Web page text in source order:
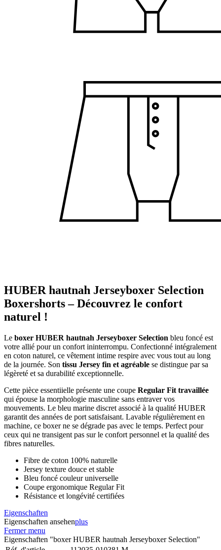
HUBER hautnah Jerseyboxer Selection
Boxershorts – Découvrez le confort
naturel !
Le boxer HUBER hautnah Jerseyboxer Selection bleu foncé est
votre allié pour un confort ininterrompu. Confectionné intégralement
en coton naturel, ce vêtement intime respire avec vous tout au long
de la journée. Son tissu Jersey fin et agréable se distingue par sa
légèreté et sa durabilité exceptionnelle.
Cette pièce essentiielle présente une coupe Regular Fit travaillée
qui épouse la morphologie masculine sans entraver vos
mouvements. Le bleu marine discret associé à la qualité HUBER
garantit des années de port satisfaisant. Lavable régulièrement en
machine, ce boxer ne se dégrade pas avec le temps. Perfect pour
ceux qui ne transigent pas sur le confort personnel et la qualité des
fibres naturelles.
Fibre de coton 100% naturelle
Jersey texture douce et stable
Bleu foncé couleur universelle
Coupe ergonomique Regular Fit
Résistance et longévité certifiées
Eigenschaften
Eigenschaften ansehenplus
Fermer menu
Eigenschaften "boxer HUBER hautnah Jerseyboxer Selection"